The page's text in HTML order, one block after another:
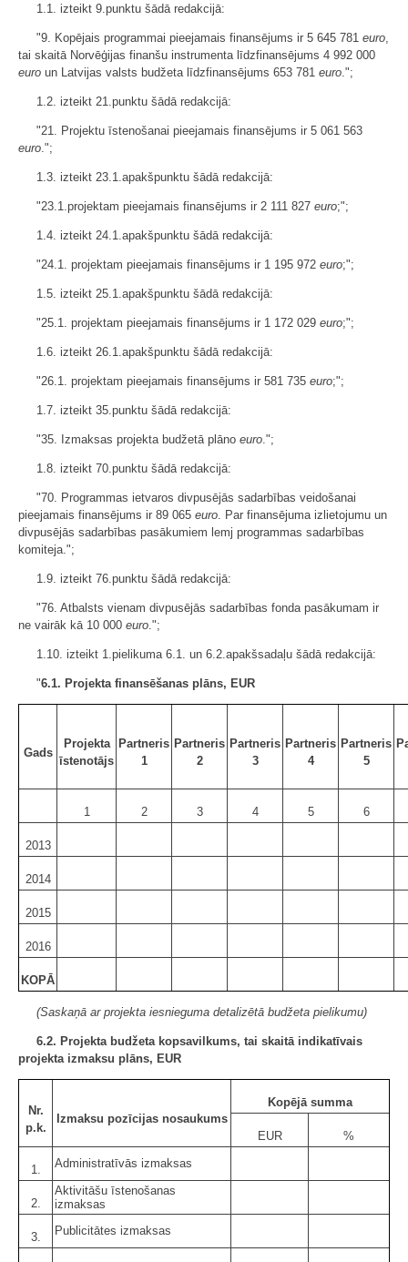
1.1. izteikt 9.punktu šādā redakcijā:
"9. Kopējais programmai pieejamais finansējums ir 5 645 781 euro,
tai skaitā Norvēģijas finanšu instrumenta līdzfinansējums 4 992 000
euro un Latvijas valsts budžeta līdzfinansējums 653 781 euro.";
1.2. izteikt 21.punktu šādā redakcijā:
"21. Projektu īstenošanai pieejamais finansējums ir 5 061 563
euro.";
1.3. izteikt 23.1.apakšpunktu šādā redakcijā:
"23.1.projektam pieejamais finansējums ir 2 111 827 euro;";
1.4. izteikt 24.1.apakšpunktu šādā redakcijā:
"24.1. projektam pieejamais finansējums ir 1 195 972 euro;";
1.5. izteikt 25.1.apakšpunktu šādā redakcijā:
"25.1. projektam pieejamais finansējums ir 1 172 029 euro;";
1.6. izteikt 26.1.apakšpunktu šādā redakcijā:
"26.1. projektam pieejamais finansējums ir 581 735 euro;";
1.7. izteikt 35.punktu šādā redakcijā:
"35. Izmaksas projekta budžetā plāno euro.";
1.8. izteikt 70.punktu šādā redakcijā:
"70. Programmas ietvaros divpusējās sadarbības veidošanai
pieejamais finansējums ir 89 065 euro. Par finansējuma izlietojumu un
divpusējās sadarbības pasākumiem lemj programmas sadarbības
komiteja.";
1.9. izteikt 76.punktu šādā redakcijā:
"76. Atbalsts vienam divpusējās sadarbības fonda pasākumam ir
ne vairāk kā 10 000 euro.";
1.10. izteikt 1.pielikuma 6.1. un 6.2.apakšsadaļu šādā redakcijā:
"6.1. Projekta finansēšanas plāns, EUR
Gads
Projekta
īstenotājs
Partneris
1
Partneris
2
Partneris
3
Partneris
4
Partneris
5
1 2 3 4 5 6
2013
2014
2015
2016
KOPĀ
(Saskaņā ar projekta iesnieguma detalizētā budžeta pielikumu)
6.2. Projekta budžeta kopsavilkums, tai skaitā indikatīvais
projekta izmaksu plāns, EUR
Nr.
p.k.
Izmaksu pozīcijas nosaukums
Kopējā summa
EUR %
1. Administratīvās izmaksas
2.
Aktivitāšu īstenošanas
izmaksas
3. Publicitātes izmaksas